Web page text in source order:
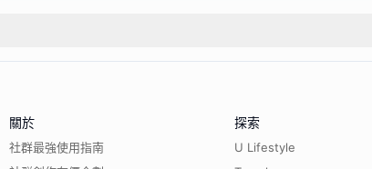
關於
社群最強使用指南
探索
U Lifestyle